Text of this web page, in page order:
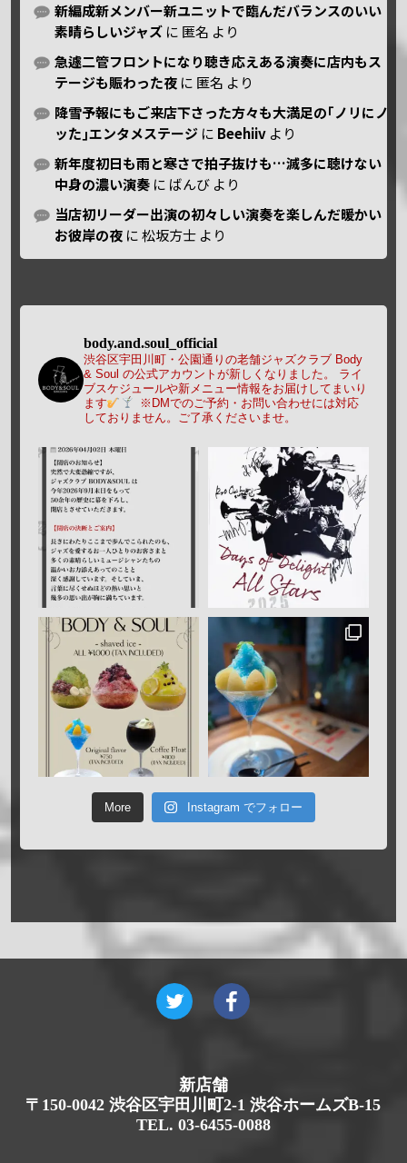
新編成新メンバー新ユニットで臨んだバランスのいい
素晴らしいジャズ に 匿名 より
急遽二管フロントになり聴き応えある演奏に店内もス
テージも賑わった夜 に 匿名 より
降雪予報にもご来店下さった方々も大満足の｢ノリにノ
ッた｣エンタメステージ に Beehiiv より
新年度初日も雨と寒さで拍子抜けも…滅多に聴けない
中身の濃い演奏 に ばんび より
当店初リーダー出演の初々しい演奏を楽しんだ暖かい
お彼岸の夜 に松坂方士 より
body.and.soul_official
渋谷区宇田川町・公園通りの老舗ジャズクラブ Body
& Soul の公式アカウントが新しくなりました。
ライ
ブスケジュールや新メニュー情報をお届けしてまいり
ます
※DMでのご予約・お問い合わせには対応
しておりません。ご了承くださいませ。
More Instagram でフォロー
新店舗
〒150-0042 渋谷区宇田川町2-1 渋谷ホームズB-15
TEL. 03-6455-0088